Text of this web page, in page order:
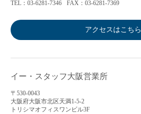
TEL：03-6281-7346
FAX：03-6281-7369
アクセスはこちら
イー・スタッフ大阪営業所
〒530-0043
大阪府大阪市北区天満1-5-2
トリシマオフィスワンビル3F